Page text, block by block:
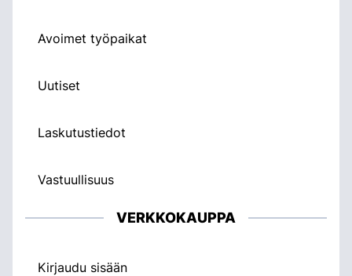
Avoimet työpaikat
Uutiset
Laskutustiedot
Vastuullisuus
VERKKOKAUPPA
Kirjaudu sisään